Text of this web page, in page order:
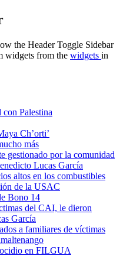
the Header Toggle Sidebar
widgets from the widgets in
con Palestina
Ch’orti’
más
gestionado por la comunidad
Lucas García
altos en los combustibles
de la USAC
Bono 14
del CAI, le dieron
García
a familiares de víctimas
en FILGUA